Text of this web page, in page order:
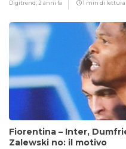
Digitrend, 2 anni fa 1 min di lettura
Fiorentina – Inter,
Zalewski no: il motivo